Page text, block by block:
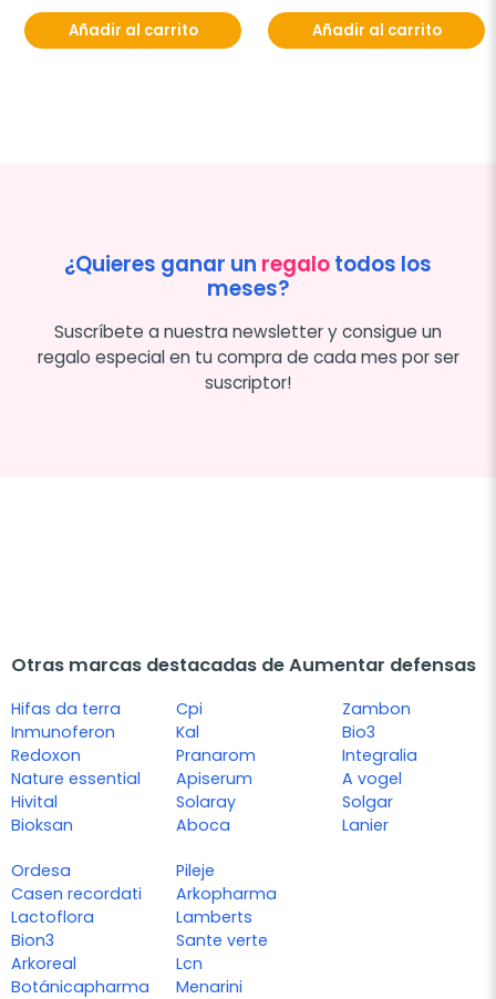
Añadir al carrito Añadir al carrito
¿Quieres ganar un regalotodos los
meses?
Suscríbete a nuestra newsletter y consigue un
regalo especial en tu compra de cada mes por ser
suscriptor!
Otras marcas destacadas de Aumentar defensas
Hifas da terra
Inmunoferon
Redoxon
Nature essential
Hivital
Bioksan
Cpi
Kal
Pranarom
Apiserum
Solaray
Aboca
Zambon
Bio3
Integralia
A vogel
Solgar
Lanier
Ordesa
Casen recordati
Lactoflora
Bion3
Arkoreal
Botánicapharma
Pileje
Arkopharma
Lamberts
Sante verte
Lcn
Menarini